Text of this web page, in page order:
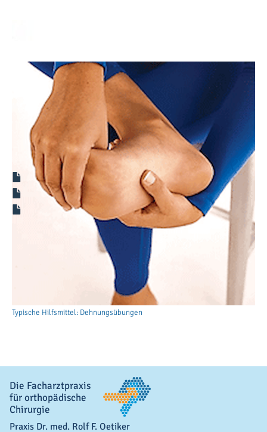
Typische Hilfsmittel: Nachtschiene
Typische Hilfsmittel: Silikonfersenpuffer
Typische Hilfsmittel: Dehnungsübungen
Prognose
Bei 80% der Betroffenen führen konservative
Behandlungsmethoden zur Schmerzfreiheit. Die Prognose
ist grundsätzlich gut.
Merkblatt zum Fersensporn
Merkblatt Dehnungsübungen
Merkblatt weitere Dehnungsübungen
Letzte Aktualisierung: 19.04.2024
Die Facharztpraxis
für orthopädische
Chirurgie
Praxis Dr. med. Rolf F. Oetiker